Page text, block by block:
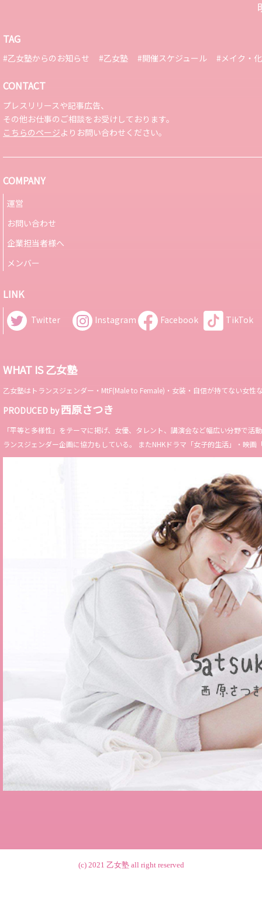
TAG
#乙女塾からのお知らせ #乙女塾 #開催スケジュール #メイク・
CONTACT
プレスリリースや記事広告、
その他お仕事のご相談をお受けしております。
こちらのページよりお問い合わせください。
COMPANY
運営
お問い合わせ
企業担当者様へ
メンバー
LINK
Twitter Instagram Facebook TikTok
WHAT IS 乙女塾
乙女塾はトランスジェンダー・MtF(Male to Female)・女装・自信が持てない女
PRODUCED by西原さつき
「平等と多様性」をテーマに掲げ、女優、タレント、講演会など幅広い分野で
ランスジェンダー企画に協力もしている。 またNHKドラマ「女子的生活」・映
(c) 2021 乙女塾all right reserved